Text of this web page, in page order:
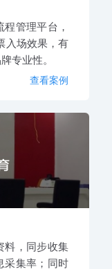
管理平台，
入场效果，有
专业性。
查看案例
料，同步收集
采集率；同时